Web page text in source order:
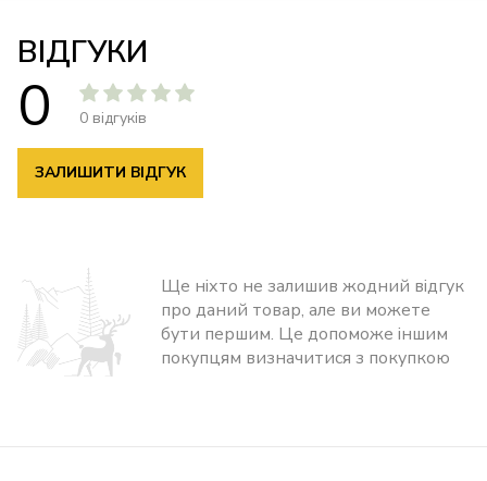
ВІДГУКИ
0 0 відгуків
ЗАЛИШИТИ ВІДГУК
Ще ніхто не залишив жодний відгук
про даний товар, але ви можете
бути першим. Це допоможе іншим
покупцям визначитися з покупкою